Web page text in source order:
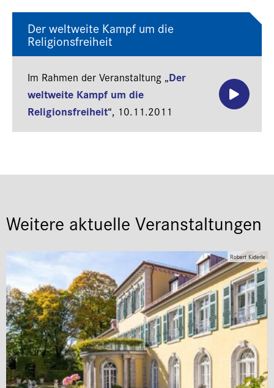
Der weltweite Kampf um die
Religionsfreiheit
Im Rahmen der Veranstaltung „Der
weltweite Kampf um die
Religionsfreiheit“, 10.11.2011
Weitere aktuelle Veranstaltungen
Robert Kiderle